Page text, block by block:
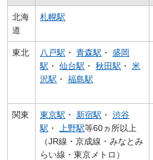
北海
道
札幌駅
東北 八戸駅 ・ 青森駅 ・ 盛岡
駅 ・ 仙台駅 ・ 秋田駅 ・ 米
沢駅 ・ 福島駅
関東 東京駅 ・ 新宿駅 ・ 渋谷
駅 ・ 上野駅等60ヵ所以上
（JR線・京成線・みなとみ
らい線・東京メトロ）